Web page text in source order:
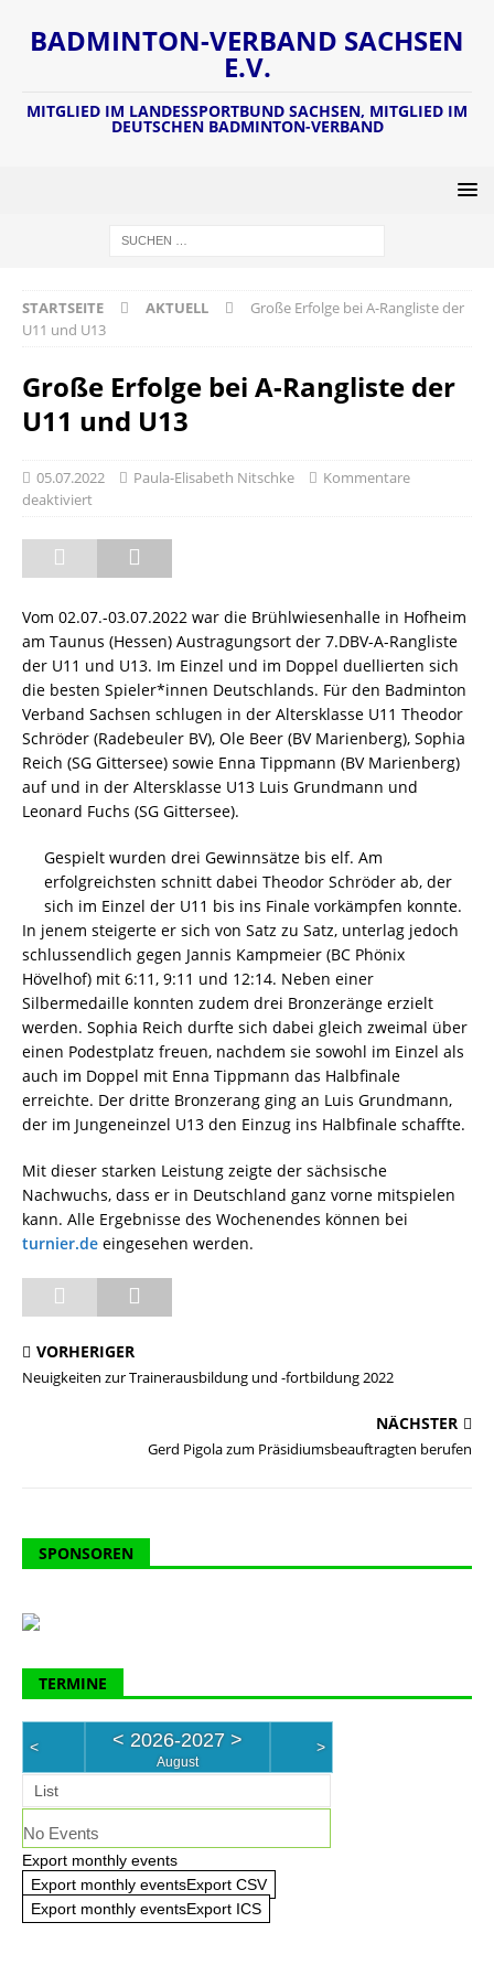
BADMINTON-VERBAND SACHSEN
E.V.
MITGLIED IM LANDESSPORTBUND SACHSEN, MITGLIED IM
DEUTSCHEN BADMINTON-VERBAND
STARTSEITE AKTUELL
Große Erfolge bei A-Rangliste der
U11 und U13
Große Erfolge bei A-Rangliste der
U11 und U13
05.07.2022 Paula-Elisabeth Nitschke
Kommentare
deaktiviert
Vom 02.07.-03.07.2022 war die Brühlwiesenhalle in Hofheim
am Taunus (Hessen) Austragungsort der 7.DBV-A-Rangliste
der U11 und U13. Im Einzel und im Doppel duellierten sich
die besten Spieler*innen Deutschlands. Für den Badminton
Verband Sachsen schlugen in der Altersklasse U11 Theodor
Schröder (Radebeuler BV), Ole Beer (BV Marienberg), Sophia
Reich (SG Gittersee) sowie Enna Tippmann (BV Marienberg)
auf und in der Altersklasse U13 Luis Grundmann und
Leonard Fuchs (SG Gittersee).
Gespielt wurden drei Gewinnsätze bis elf. Am
erfolgreichsten schnitt dabei Theodor Schröder ab, der
sich im Einzel der U11 bis ins Finale vorkämpfen konnte.
In jenem steigerte er sich von Satz zu Satz, unterlag jedoch
schlussendlich gegen Jannis Kampmeier (BC Phönix
Hövelhof) mit 6:11, 9:11 und 12:14. Neben einer
Silbermedaille konnten zudem drei Bronzeränge erzielt
werden. Sophia Reich durfte sich dabei gleich zweimal über
einen Podestplatz freuen, nachdem sie sowohl im Einzel als
auch im Doppel mit Enna Tippmann das Halbfinale
erreichte. Der dritte Bronzerang ging an Luis Grundmann,
der im Jungeneinzel U13 den Einzug ins Halbfinale schaffte.
Mit dieser starken Leistung zeigte der sächsische
Nachwuchs, dass er in Deutschland ganz vorne mitspielen
kann. Alle Ergebnisse des Wochenendes können bei
turnier.de eingesehen werden.
VORHERIGER
Neuigkeiten zur Trainerausbildung und -fortbildung 2022
NÄCHSTER
Gerd Pigola zum Präsidiumsbeauftragten berufen
SPONSOREN
TERMINE
< < 2026-2027 >
August
>
List
No Events
Export monthly events
Export monthly eventsExport CSV
Export monthly eventsExport ICS